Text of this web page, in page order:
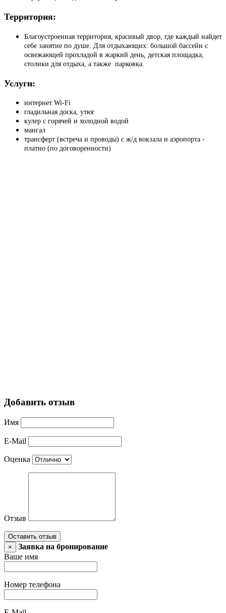
Территория:
Благоустроенная территория, красивый двор, где каждый найдет
себе занятие по душе. Для отдыхающих: большой бассейн с
освежающей прохладой в жаркий день, детская площадка,
столики для отдыха, а также парковка.
Услуги:
интернет Wi-Fi
гладильная доска, утюг
кулер с горячей и холодной водой
мангал
трансферт (встреча и проводы) с ж/д вокзала и аэропорта -
платно (по договоренности)
Добавить отзыв
Имя
E-Mail
Оценка
Отзыв
Оставить отзыв
×
Заявка на бронирование
Ваше имя
Номер телефона